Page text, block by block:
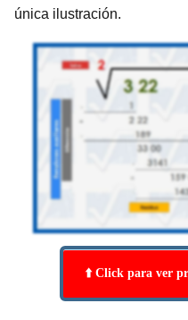
única ilustración.
⬆️ Click para ver